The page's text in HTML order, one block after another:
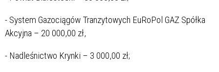
- System Gazociągów Tranzytowych EuRoPol GAZ Spółka
Akcyjna – 20 000,00 zł,
- Nadleśnictwo Krynki – 3 000,00 zł;